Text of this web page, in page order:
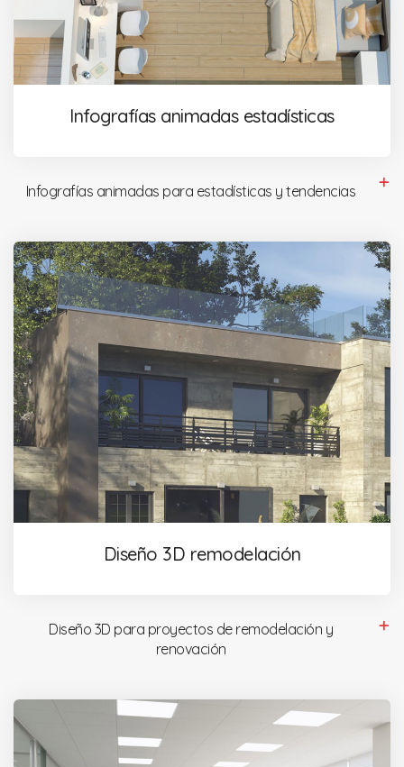
Infografías animadas estadísticas
Infografías animadas para estadísticas y tendencias
Diseño 3D remodelación
Diseño 3D para proyectos de remodelación y
renovación